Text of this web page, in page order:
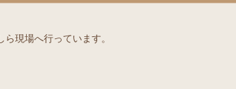
現場へ行っています。